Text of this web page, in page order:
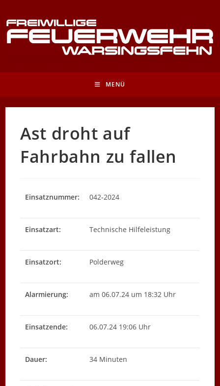
Inhalt
springen
MENÜ
Ast droht auf
Fahrbahn zu fallen
Einsatznummer: 042-2024
Einsatzart: Technische Hilfeleistung
Einsatzort: Polderweg
Alarmierung: am 06.07.24 um 18:32 Uhr
Einsatzende: 06.07.24 19:06 Uhr
Dauer: 34 Minuten